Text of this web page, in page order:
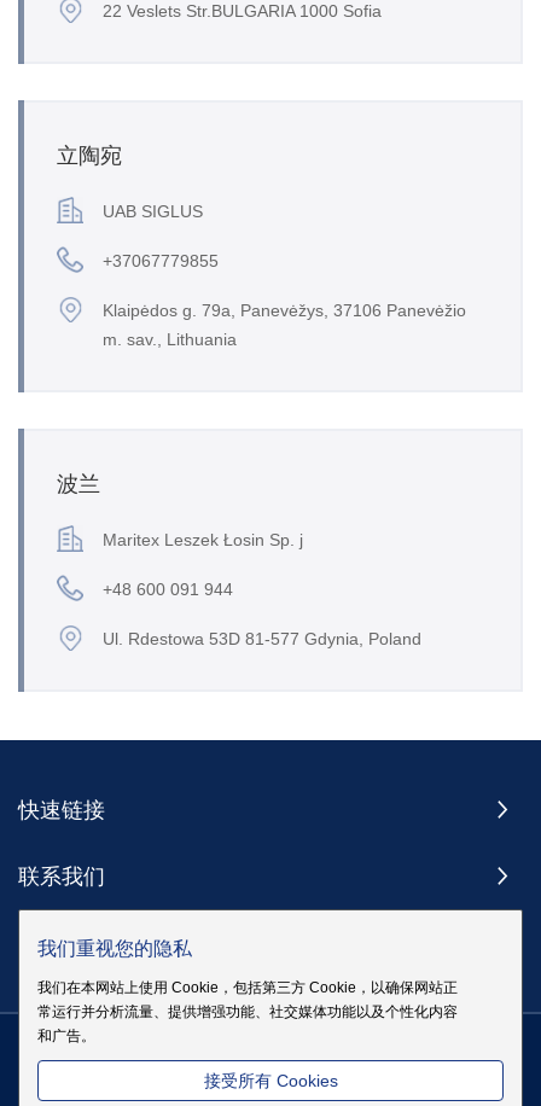
22 Veslets Str.BULGARIA 1000 Sofia
立陶宛
UAB SIGLUS
+37067779855
Klaipėdos g. 79a, Panevėžys, 37106 Panevėžio
m. sav., Lithuania
波兰
Maritex Leszek Łosin Sp. j
+48 600 091 944
Ul. Rdestowa 53D 81-577 Gdynia, Poland
快速链接
联系我们
订阅
版权 @ 伊戈尔电气股份有限公司版权所有| 站点地图 | 隐私政策 粤
我们重视您的隐私
我们在本网站上使用 Cookie，包括第三方 Cookie，以确保网站正
常运行并分析流量、提供增强功能、社交媒体功能以及个性化内容
和广告。
接受所有 Cookies